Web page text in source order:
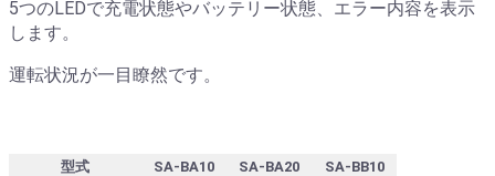
5つのLEDで充電状態やバッテリー状態、エラー内容を表示
します。
運転状況が一目瞭然です。
型式 SA-BA10 SA-BA20
SA-BB10